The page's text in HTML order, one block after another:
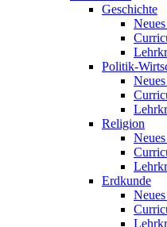
Geschichte
Politik-
Religion
Erdkunde